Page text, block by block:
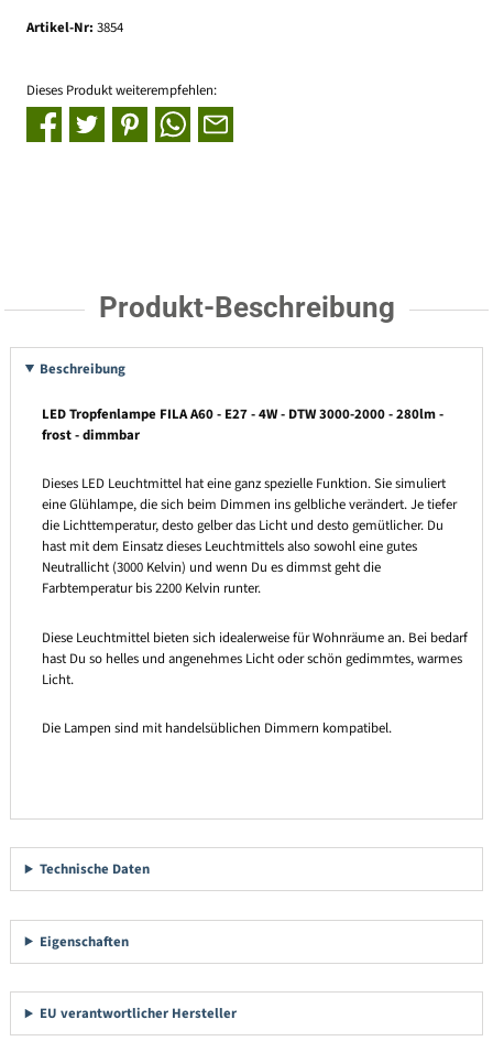
Artikel-Nr: 3854
Dieses Produkt weiterempfehlen:
Produkt-Beschreibung
Beschreibung
LED Tropfenlampe FILA A60 - E27 - 4W - DTW 3000-2000 - 280lm -
frost - dimmbar
Dieses LED Leuchtmittel hat eine ganz spezielle Funktion. Sie simuliert
eine Glühlampe, die sich beim Dimmen ins gelbliche verändert. Je tiefer
die Lichttemperatur, desto gelber das Licht und desto gemütlicher. Du
hast mit dem Einsatz dieses Leuchtmittels also sowohl eine gutes
Neutrallicht (3000 Kelvin) und wenn Du es dimmst geht die
Farbtemperatur bis 2200 Kelvin runter.
Diese Leuchtmittel bieten sich idealerweise für Wohnräume an. Bei bedarf
hast Du so helles und angenehmes Licht oder schön gedimmtes, warmes
Licht.
Die Lampen sind mit handelsüblichen Dimmern kompatibel.
Technische Daten
Eigenschaften
EU verantwortlicher Hersteller